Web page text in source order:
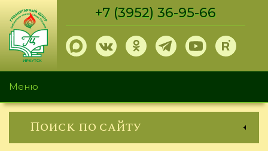
Перейти
основному
содержанию
+7 (3952) 36-95-66
Меню
Поиск по сайту